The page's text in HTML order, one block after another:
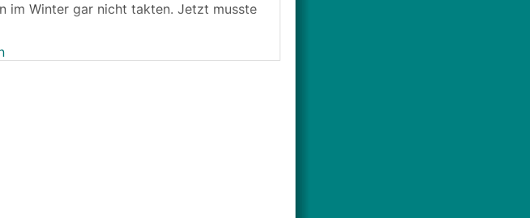
im Winter gar nicht takten. Jetzt musste